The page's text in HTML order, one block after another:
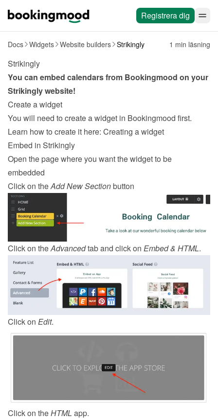
Registrera dig
Docs Widgets Website builders Strikingly 1 min läsning
Strikingly
Strikingly website!
Create a widget
You will need to create a widget in Bookingmood first.
Learn how to create it here: Creating a widget
Embed in Strikingly
Open the page where you want the widget to be
embedded
Click on the Add New Section button
Click on the Advanced tab and click on Embed & HTML.
Click on Edit.
Click on the HTML app.